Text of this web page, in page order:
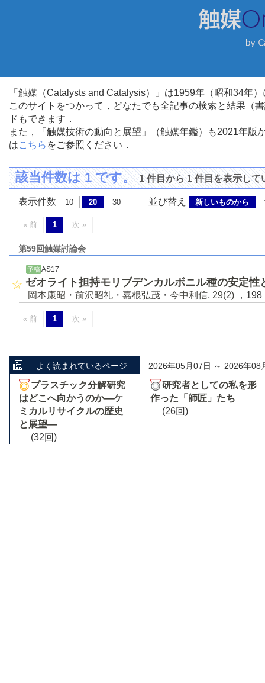
「触媒（Catalysts and Catalysis）」は1959年（昭和34年
このサイトをつかって，どなたでも全記事の検索と結果（
ドもできます．
また，「触媒技術の動向と展望」（触媒年鑑）も2021年
はこちら をご参照ください．
該当件数は 1 です。1 件目から 1 件目を表示して
表示件数 10 20 30 並び替え 新しいものから
« 前 1 次 »
第59回触媒討論会
予稿 AS17
ゼオライト担持モリブデンカルボニル種の安定性
岡本康昭 ・ 前沢昭礼 ・ 嘉根弘茂 ・ 今中利信, 29(2) ，
« 前 1 次 »
よく読まれているページ 2026年05月07日 ～ 2026年08
プラスチック分解研究
はどこへ向かうのか―ケ
ミカルリサイクルの歴史
と展望―
(32回)
研究者としての私を形
作った「師匠」たち
(26回)